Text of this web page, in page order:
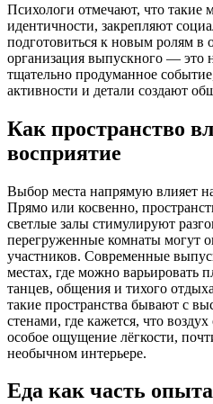
Психологи отмечают, что
идентичности, закрепляют
подготовиться к новым ролям в
организация выпускного — это
тщательно продуманное
активности и детали создают
Как пространство
восприятие
Выбор места напрямую влияет
Прямо или косвенно,
светлые залы стимулируют
перегруженные комнаты могут
участников. Современные
местах, где можно варьировать
танцев, общения и тихого
такие пространства бывают с
стенами, где кажется, что
особое ощущение лёгкости,
необычном интерьере.
Еда как часть опыта